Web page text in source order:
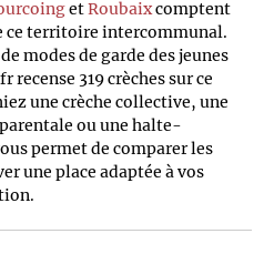
etRoubaixcomptent
ce territoire intercommunal.
modes de garde des jeunes
319 crèches sur ce
une crèche collective, une
ou une halte-
permet de comparer les
une place adaptée à vos